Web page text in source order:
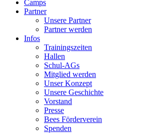
Camps
Partner
Unsere Partner
Partner werden
Infos
Trainingszeiten
Hallen
Schul-AGs
Mitglied werden
Unser Konzept
Unsere Geschichte
Vorstand
Presse
Bees Förderverein
Spenden